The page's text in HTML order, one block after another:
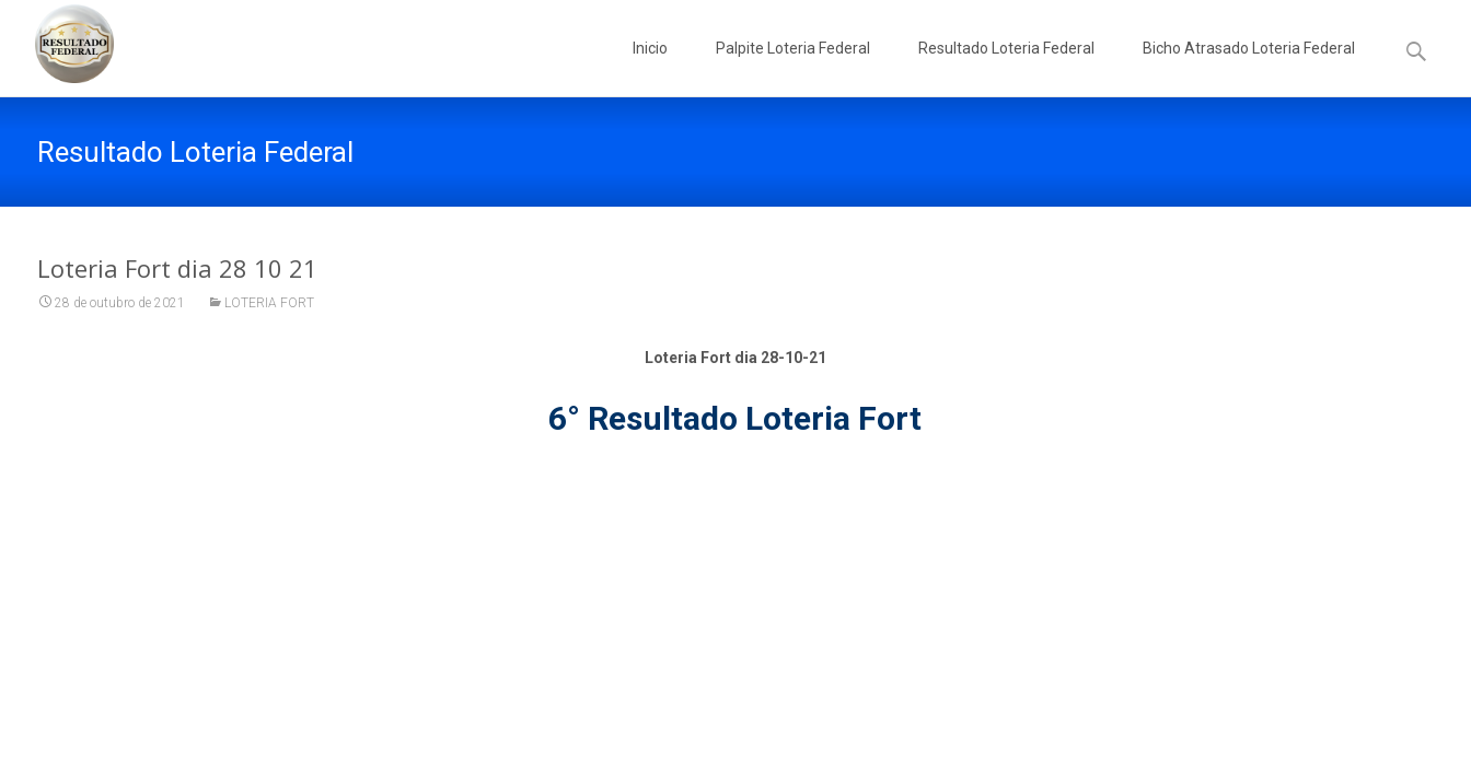
Inicio Palpite Loteria Federal Resultado Loteria Federal Bicho Atrasado Loteria Federal
por:
Resultado Loteria Federal
Loteria Fort dia 28 10 21
28 de outubro de 2021 LOTERIA FORT
Loteria Fort dia 28-10-21
6° Resultado Loteria Fort